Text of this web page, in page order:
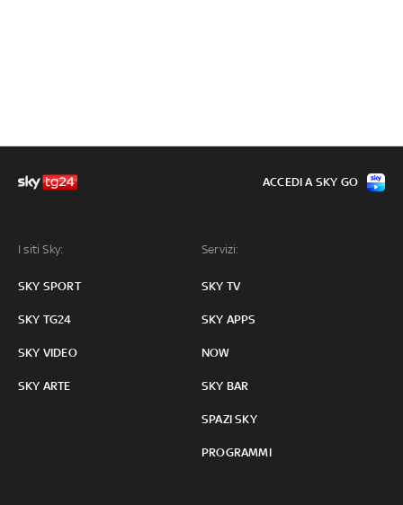
I siti Sky:
SKY SPORT
SKY TG24
SKY VIDEO
SKY ARTE
Servizi:
SKY TV
SKY APPS
NOW
SKY BAR
SPAZI SKY
PROGRAMMI
ACCEDI A SKY GO